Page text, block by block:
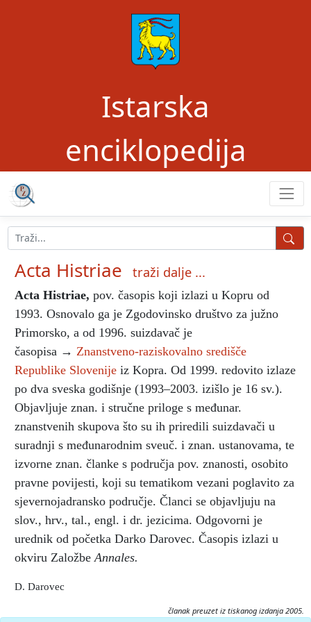
Istarska
enciklopedija
Acta Histriae traži dalje ...
Acta Histriae, pov. časopis koji izlazi u Kopru od
1993. Osnovalo ga je Zgodovinsko društvo za južno
Primorsko, a od 1996. suizdavač je
časopisa → Znanstveno-raziskovalno središče
Republike Slovenije iz Kopra. Od 1999. redovito izlaze
po dva sveska godišnje (1993–2003. izišlo je 16 sv.).
Objavljuje znan. i stručne priloge s međunar.
znanstvenih skupova što su ih priredili suizdavači u
suradnji s međunarodnim sveuč. i znan. ustanovama, te
izvorne znan. članke s područja pov. znanosti, osobito
pravne povijesti, koji su tematikom vezani poglavito za
sjevernojadransko područje. Članci se objavljuju na
slov., hrv., tal., engl. i dr. jezicima. Odgovorni je
urednik od početka Darko Darovec. Časopis izlazi u
okviru Založbe Annales.
D. Darovec
članak preuzet iz tiskanog izdanja 2005.